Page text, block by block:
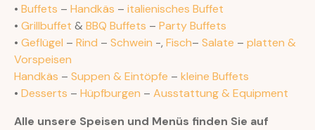
• Buffets – Handkäs – italienisches Buffet
• Grillbuffet & BBQ Buffets – Party Buffets
• Geflügel – Rind – Schwein -, Fisch– Salate – platten &
Vorspeisen
Handkäs – Suppen & Eintöpfe – kleine Buffets
• Desserts – Hüpfburgen – Ausstattung & Equipment
Alle unsere Speisen und Menüs finden Sie auf